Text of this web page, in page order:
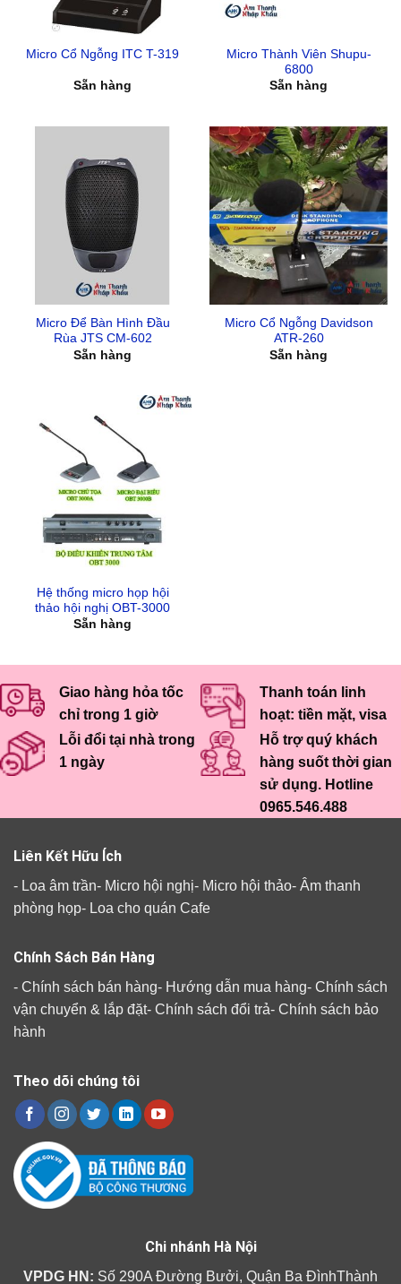
Micro Cổ Ngỗng ITC T-319
Sẵn hàng
Micro Thành Viên Shupu-
6800
Sẵn hàng
Micro Để Bàn Hình Đầu
Rùa JTS CM-602
Sẵn hàng
Micro Cổ Ngỗng Davidson
ATR-260
Sẵn hàng
Hệ thống micro họp hội
thảo hội nghị OBT-3000
Sẵn hàng
Giao hàng hỏa tốc
chỉ trong 1 giờ
Thanh toán linh
hoạt: tiền mặt, visa
Lỗi đổi tại nhà trong
1 ngày
Hỗ trợ quý khách
hàng suốt thời gian
sử dụng. Hotline
0965.546.488
Liên Kết Hữu Ích
- Loa âm trần- Micro hội nghị- Micro hội thảo- Âm thanh
phòng họp- Loa cho quán Cafe
Chính Sách Bán Hàng
- Chính sách bán hàng- Hướng dẫn mua hàng- Chính sách
vận chuyển & lắp đặt- Chính sách đổi trả- Chính sách bảo
hành
Theo dõi chúng tôi
Chi nhánh Hà Nội
VPDG HN: Số 290A Đường Bưởi, Quận Ba ĐìnhThành